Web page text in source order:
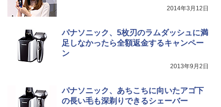
2014年3月12日
パナソニック、5枚刃のラムダッシュに満
足しなかったら全額返金するキャンペー
ン
2013年9月2日
パナソニック、あちこちに向いたアゴ下
の長い毛も深剃りできるシェーバー